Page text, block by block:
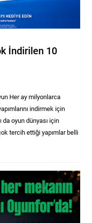
İndirilen 10
Her ay milyonlarca
indirmek için
da oyun dünyası için
tercih ettiği yapımlar belli